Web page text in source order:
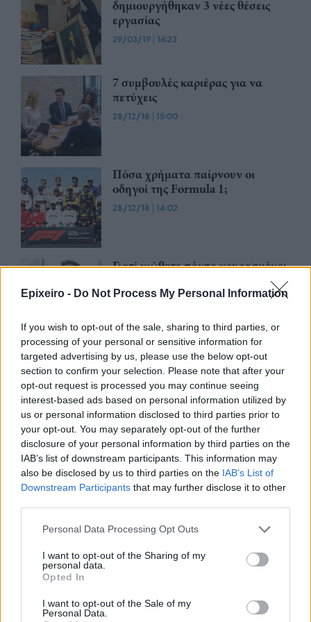
Epixeiro - Do Not Process My Personal Information
If you wish to opt-out of the sale, sharing to third parties, or
processing of your personal or sensitive information for
targeted advertising by us, please use the below opt-out
section to confirm your selection. Please note that after your
opt-out request is processed you may continue seeing
interest-based ads based on personal information utilized by
us or personal information disclosed to third parties prior to
your opt-out. You may separately opt-out of the further
disclosure of your personal information by third parties on the
IAB’s list of downstream participants. This information may
also be disclosed by us to third parties on the IAB’s List of
Downstream Participants that may further disclose it to other
Personal Data Processing Opt Outs
I want to opt-out of the Sharing of my
personal data.
Opted In
I want to opt-out of the Sale of my
Personal Data.
δημιουργήθηκαν 3 νέες θέσεις
εργασίας
29/03/19 | 16:23
7 συμβουλές καριέρας για να
πετύχεις
28/12/18 | 15:00
Πόσα χρήματα παίρνουν οι
οδηγοί της Formula 1​;
28/12/18 | 14:02
Γιατί νιώθετε πάντα κουρασμένοι
30/11/18|13:31
Ο διαφημιστής που έκανε το
κοινό να μοιάζει μαριονέτα στα
χέρια του
14/08/18|09:00
Ο αμφιλεγόμενος βασιλιάς του
χάλυβα που έφτιαξε μια
αυτοκρατορία εκεί που οι άλλοι
έβλεπαν… σμπαράλια
13/08/18|09:00
συμβουλές του Steve Jobs